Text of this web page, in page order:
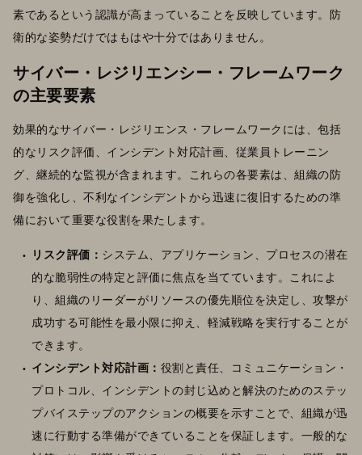
素であるという認識が高まっていることを反映しています。防
衛的な姿勢だけではもはや十分ではありません。
サイバー・レジリエンシー・フレームワーク
の主要要素
効果的なサイバー・レジリエンス・フレームワークには、包括
的なリスク評価、インシデント対応計画、従業員トレーニン
グ、継続的な監視が含まれます。これらの各要素は、組織の防
御を強化し、不利なインシデントから迅速に復旧するための準
備において重要な役割を果たします。
リスク評価： システム、アプリケーション、プロセスの潜在
的な脆弱性の特定と評価に焦点を当てています。これによ
り、組織のリーダーがリソースの優先順位を決定し、攻撃が
成功する可能性を最小限に抑え、軽減戦略を実行することが
できます。
インシデント対応計画： 役割と責任、コミュニケーション・
プロトコル、インシデントの封じ込めと解決のためのステッ
プバイステップのアクションの概要を示すことで、組織が迅
速に行動する準備ができていることを保証します。一般的な